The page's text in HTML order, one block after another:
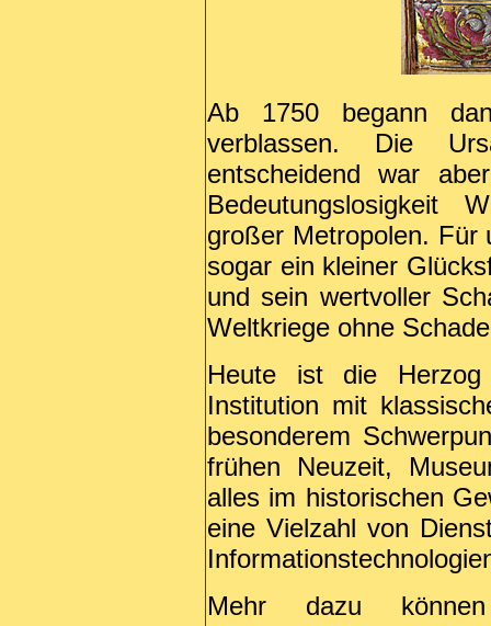
Ab 1750 begann
verblassen. Die
entscheidend war
Bedeutungslosigkeit
großer Metropolen. Für
sogar ein kleiner
und sein wertvoller
Weltkriege ohne
Heute ist die Herzog
Institution mit
besonderem
frühen Neuzeit,
alles im historischen
eine Vielzahl von
Mehr dazu